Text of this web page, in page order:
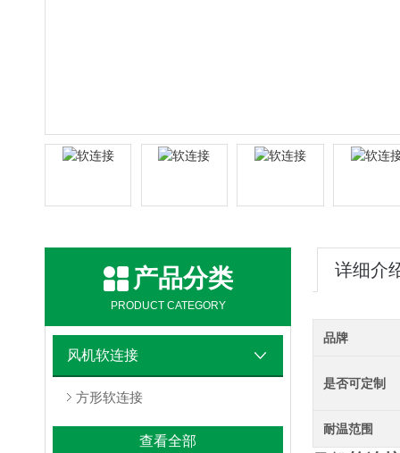
产品分类
PRODUCT CATEGORY
风机软连接
方形软连接
查看全部
详细介
品牌
是否可定制
耐温范围